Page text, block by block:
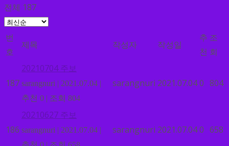
전체 187
번
호
제목 작성자 작성일
추
천
조
회
187
20210704 주보
sarangnuri | 2021.07.04 |
추천 0 | 조회 804
sarangnuri 2021.07.040 804
186
20210627 주보
sarangnuri | 2021.07.04 |
sarangnuri 2021.07.040 658